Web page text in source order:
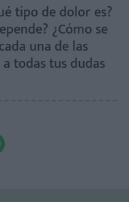
tipo de dolor es?
¿Cómo se
una de las
todas tus dudas